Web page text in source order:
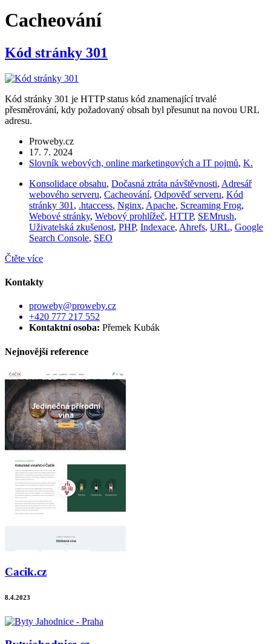
Cacheování
Kód stránky 301
Kód stránky 301 je HTTP status kód znamenající trvalé
přesměrování, kdy požadovaný obsah byl přesunut na novou URL
adresu.
Proweby.cz
17. 7. 2024
Slovník webových, online marketingových a IT pojmů, K.
Konsolidace obsahu, Dočasná ztráta návštěvnosti, Adresář
webového serveru, Cacheování, Odpověď serveru, Kód
stránky 301 , .htaccess, Nginx, Apache, Screaming Frog,
Webové stránky, Webový prohlížeč, HTTP, SEMrush,
Uživatelská zkušenost, PHP, Indexace, Ahrefs, URL, Google
Search Console, SEO
Čtěte více
Kontakty
proweby@proweby.cz
+420 777 217 552
Kontaktní osoba: Přemek Kubák
Nejnovější reference
Cacik.cz
8.4.2023